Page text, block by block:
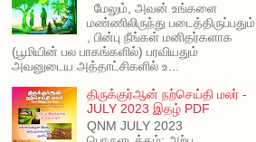
மேலும், அவன் உங்களை
மண்ணிலிருந்து படைத்திருப்பதும்
, பின்பு நீங்கள் மனிதர்களாக
(பூமியின் பல பாகங்களில்) பரவியதும்
அவனுடைய அத்தாட்சிகளில் உ...
திருக்குர்ஆன் நற்செய்தி மலர் -
JULY 2023 இதழ் PDF
QNM JULY 2023